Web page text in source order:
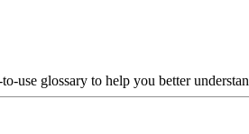
use glossary to help you better